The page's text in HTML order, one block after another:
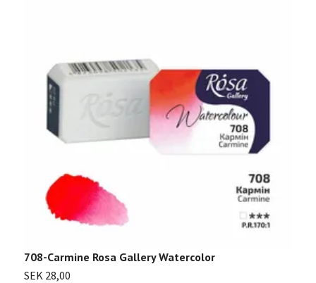
708-Carmine Rosa Gallery Watercolor
SEK 28,00